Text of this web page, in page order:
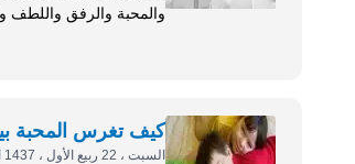
والمحبة والرفق واللطف
كيف تغرس المحبة
السبت ، 22 ربيع الأول ، 1437 الموافق 02 يناير 2016